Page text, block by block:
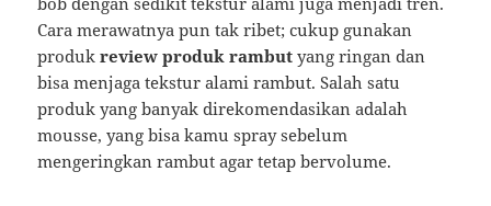
Cara merawatnya pun tak ribet; cukup gunakan
produkreview produk rambut yang ringan dan
bisa menjaga tekstur alami rambut. Salah satu
produk yang banyak direkomendasikan adalah
mousse, yang bisa kamu spray sebelum
mengeringkan rambut agar tetap bervolume.